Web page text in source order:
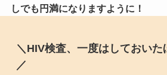
しでも円満になりますように！
＼HIV検査、一度はしておいた
／